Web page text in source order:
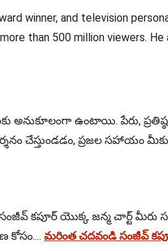
winner, and television
than 500 million viewers.
ఉంటాయి. పేరు,
చేస్తుండడం, ప్రజల సహాయం
కపూర్ యొక్క జన్మ చార్ట్
కోసం.... మరింత చదవండి సంజీవ్